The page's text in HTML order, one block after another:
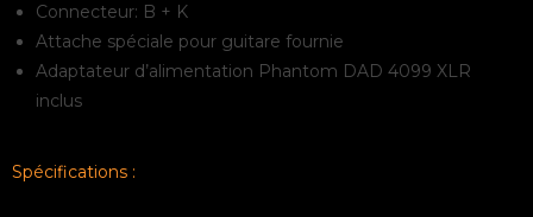
Connecteur: B + K
Attache spéciale pour guitare fournie
Adaptateur d’alimentation Phantom DAD 4099 XLR
inclus
Spécifications :